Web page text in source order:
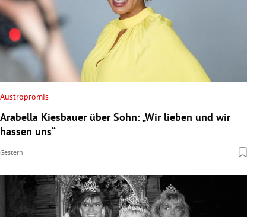
Austropromis
Arabella Kiesbauer über Sohn: „Wir lieben und wir
hassen uns“
Gestern